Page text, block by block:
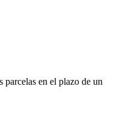
parcelas en el plazo de un